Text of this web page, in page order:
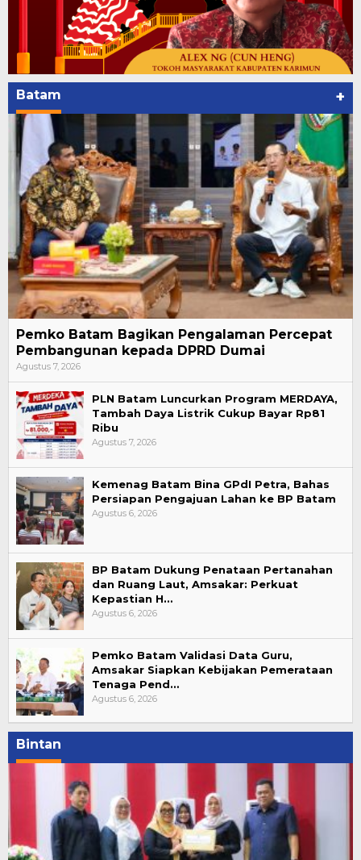
Batam +
Pemko Batam Bagikan Pengalaman Percepat
Pembangunan kepada DPRD Dumai
Agustus 7, 2026
PLN Batam Luncurkan Program MERDAYA,
Tambah Daya Listrik Cukup Bayar Rp81
Ribu
Agustus 7, 2026
Kemenag Batam Bina GPdI Petra, Bahas
Persiapan Pengajuan Lahan ke BP Batam
Agustus 6, 2026
BP Batam Dukung Penataan Pertanahan
dan Ruang Laut, Amsakar: Perkuat
Kepastian H…
Agustus 6, 2026
Pemko Batam Validasi Data Guru,
Amsakar Siapkan Kebijakan Pemerataan
Tenaga Pend…
Agustus 6, 2026
Bintan